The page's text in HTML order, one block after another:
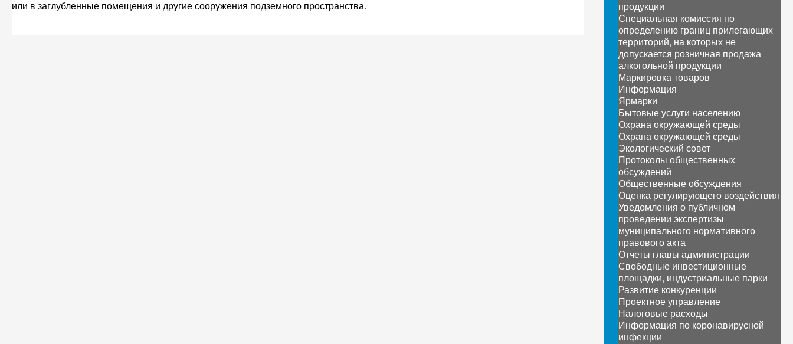
или в заглубленные помещения и другие сооружения подземного пространства.
продукции
Специальная комиссия по
определению границ прилегающих
территорий, на которых не
допускается розничная продажа
алкогольной продукции
Маркировка товаров
Информация
Ярмарки
Бытовые услуги населению
Охрана окружающей среды
Охрана окружающей среды
Экологический совет
Протоколы общественных
обсуждений
Общественные обсуждения
Оценка регулирующего воздействия
Уведомления о публичном
проведении экспертизы
муниципального нормативного
правового акта
Отчеты главы администрации
Свободные инвестиционные
площадки, индустриальные парки
Развитие конкуренции
Проектное управление
Налоговые расходы
Информация по коронавирусной
инфекции